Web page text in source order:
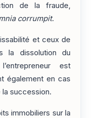
de la fraude,
corrumpit.
et ceux de
la dissolution du
est
également en cas
la succession.
immobiliers sur la